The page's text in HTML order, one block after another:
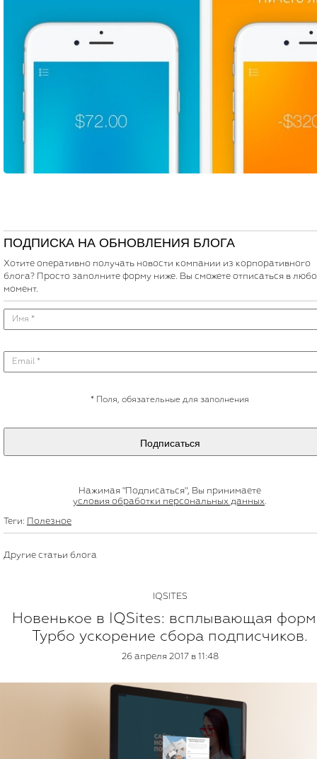
ПОДПИСКА НА ОБНОВЛЕНИЯ БЛОГА
Хотите оперативно получать новости компании из корпоративного
блога? Просто заполните форму ниже. Вы сможете отписаться в
момент.
* Поля, обязательные для заполнения
Подписаться
Нажимая "Подписаться", Вы принимаете
условия обработки персональных данных
Теги: Полезное
Другие статьи блога
IQSITES
Новенькое в IQSites: всплывающая
Турбо ускорение сбора подписчиков.
26 апреля 2017 в 11:48